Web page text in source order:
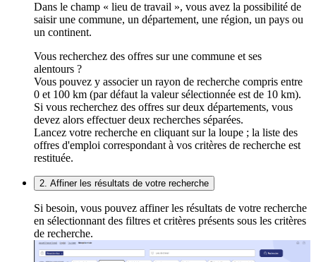
Dans le champ « lieu de travail », vous avez la possibilité de
saisir une commune, un département, une région, un pays ou
un continent.
Vous recherchez des offres sur une commune et ses
alentours ?
Vous pouvez y associer un rayon de recherche compris entre
0 et 100 km (par défaut la valeur sélectionnée est de 10 km).
Si vous recherchez des offres sur deux départements, vous
devez alors effectuer deux recherches séparées.
Lancez votre recherche en cliquant sur la loupe ; la liste des
offres d'emploi correspondant à vos critères de recherche est
restituée.
2. Affiner les résultats de votre recherche
Si besoin, vous pouvez affiner les résultats de votre recherche
en sélectionnant des filtres et critères présents sous les critères
de recherche.